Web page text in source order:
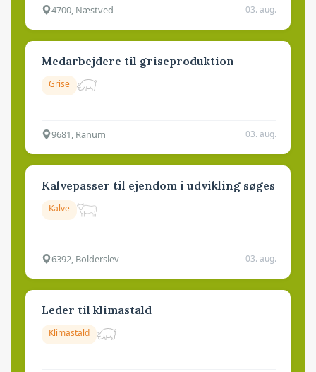
4700, Næstved 03. aug.
Medarbejdere til griseproduktion
Grise
9681, Ranum 03. aug.
Kalvepasser til ejendom i udvikling søges
Kalve
6392, Bolderslev 03. aug.
Leder til klimastald
Klimastald